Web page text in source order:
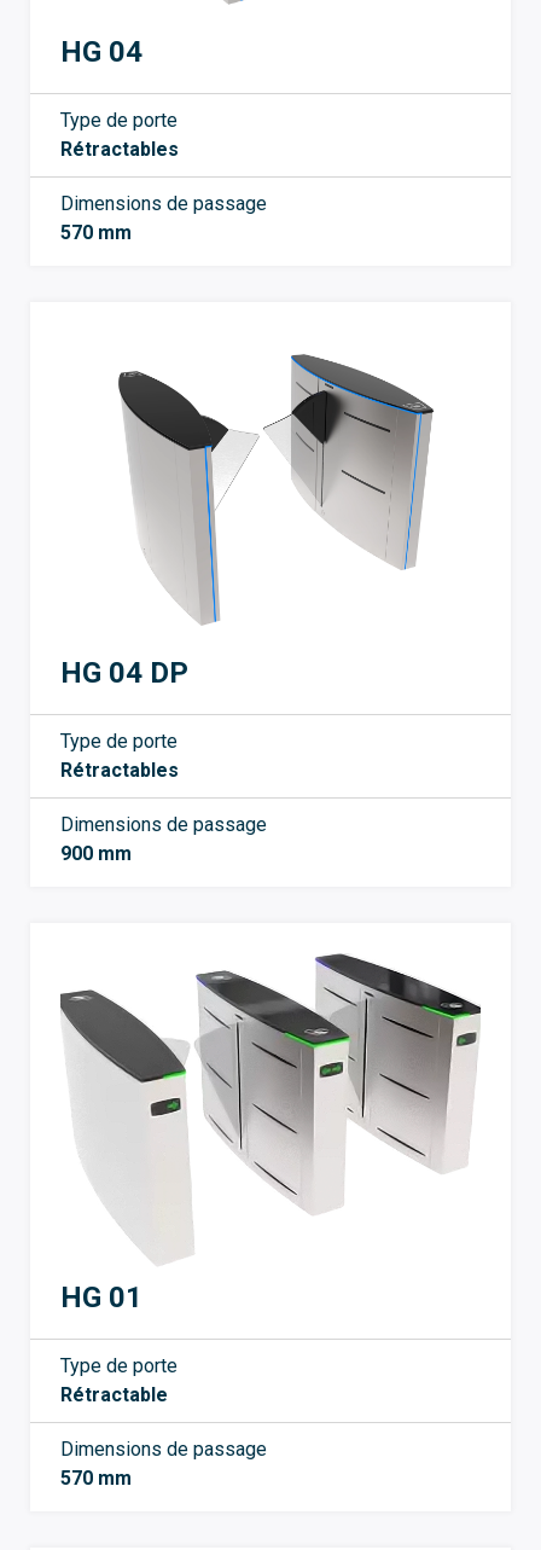
HG 04
Type de porte
Rétractables
Dimensions de passage
570 mm
HG 04 DP
Type de porte
Rétractables
Dimensions de passage
900 mm
HG 01
Type de porte
Rétractable
Dimensions de passage
570 mm